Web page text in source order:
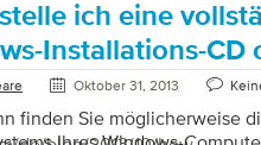
sogar besser, da er nicht alle
enthält) – crapware – das
kommen. Manche Leute
neu einzustellen, damit
ich eine
Installations-CD
Oktober 31, 2013
finden Sie möglicherweise